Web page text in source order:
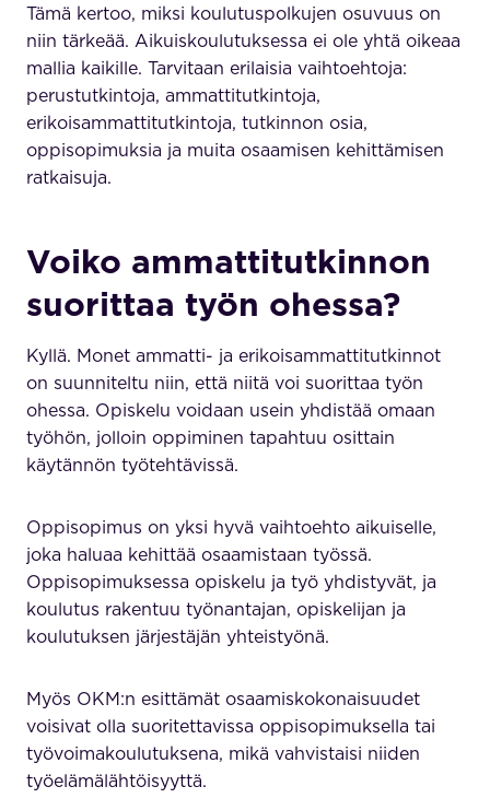
Tämä kertoo, miksi koulutuspolkujen osuvuus on
niin tärkeää. Aikuiskoulutuksessa ei ole yhtä oikeaa
mallia kaikille. Tarvitaan erilaisia vaihtoehtoja:
perustutkintoja, ammattitutkintoja,
erikoisammattitutkintoja, tutkinnon osia,
oppisopimuksia ja muita osaamisen kehittämisen
ratkaisuja.
Voiko ammattitutkinnon
suorittaa työn ohessa?
Kyllä. Monet ammatti- ja erikoisammattitutkinnot
on suunniteltu niin, että niitä voi suorittaa työn
ohessa. Opiskelu voidaan usein yhdistää omaan
työhön, jolloin oppiminen tapahtuu osittain
käytännön työtehtävissä.
Oppisopimus on yksi hyvä vaihtoehto aikuiselle,
joka haluaa kehittää osaamistaan työssä.
Oppisopimuksessa opiskelu ja työ yhdistyvät, ja
koulutus rakentuu työnantajan, opiskelijan ja
koulutuksen järjestäjän yhteistyönä.
Myös OKM:n esittämät osaamiskokonaisuudet
voisivat olla suoritettavissa oppisopimuksella tai
työvoimakoulutuksena, mikä vahvistaisi niiden
työelämälähtöisyyttä.